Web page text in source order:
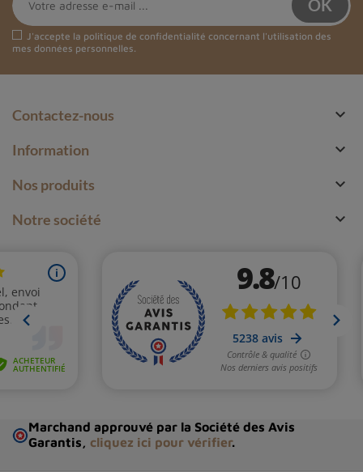
J'accepte la politique de confidentialité concernant l'utilisation des
mes données personnelles.
Contactez-nous 
Information 
Nos produits 
Notre société 
Marchand approuvé par la Société des Avis
Garantis, cliquez ici pour vérifier.